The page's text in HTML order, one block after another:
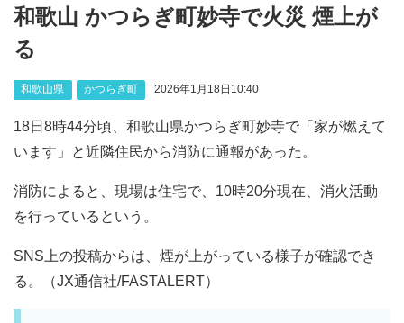
和歌山 かつらぎ町妙寺で火災 煙上が
る
和歌山県 かつらぎ町 2026年1月18日10:40
18日8時44分頃、和歌山県かつらぎ町妙寺で「家が燃えて
います」と近隣住民から消防に通報があった。
消防によると、現場は住宅で、10時20分現在、消火活動
を行っているという。
SNS上の投稿からは、煙が上がっている様子が確認でき
る。（JX通信社/FASTALERT）